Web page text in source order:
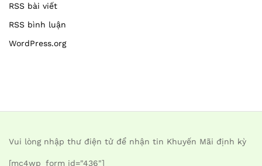
RSS bài viết
RSS bình luận
WordPress.org
Vui lòng nhập thư điện tử để nhận tin Khuyến Mãi định kỳ
[mc4wp_form id="436"]